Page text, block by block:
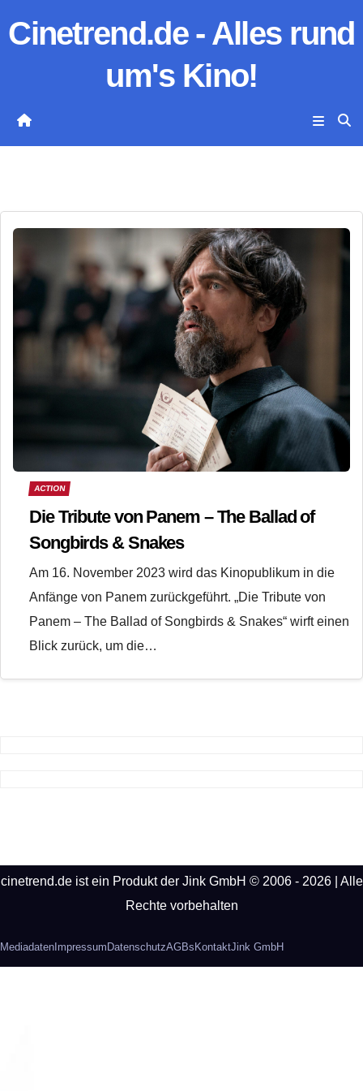
Inhalt
Cinetrend.de - Alles rund
um's Kino!
ACTION
Die Tribute von Panem – The Ballad of
Songbirds & Snakes
Am 16. November 2023 wird das Kinopublikum in die
Anfänge von Panem zurückgeführt. „Die Tribute von
Panem – The Ballad of Songbirds & Snakes“ wirft einen
Blick zurück, um die…
cinetrend.de ist ein Produkt der Jink GmbH © 2006 - 2026 | Alle
Rechte vorbehalten
MediadatenImpressumDatenschutzAGBsKontaktJink GmbH